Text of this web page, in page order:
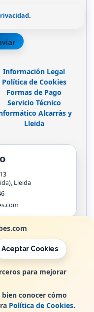
Aceptar Cookies
para mejorar
conocer cómo
Política de Cookies.
.
Información Legal
Política de Cookies
Formas de Pago
Servicio Técnico
Alcarràs y
Lleida
, Lleida
- 20:00pm
- Tfno: